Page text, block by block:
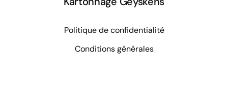
Politique de confidentialité
Conditions générales